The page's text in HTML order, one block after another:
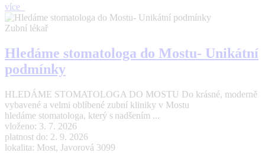
více
Zubní lékař
Hledáme stomatologa do Mostu- Unikátní
podmínky
HLEDÁME STOMATOLOGA DO MOSTU Do krásné, moderně
vybavené a velmi oblíbené zubní kliniky v Mostu
hledáme stomatologa, který s nadšením ...
vloženo: 3. 7. 2026
platnost do: 2. 9. 2026
lokalita: Most, Javorová 3099